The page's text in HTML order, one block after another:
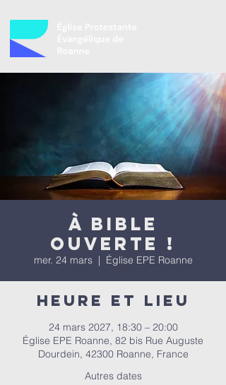
À bible
ouverte !
mer. 24 mars
  |
Église EPE Roanne
Heure et lieu
24 mars 2027, 18:30 – 20:00
Église EPE Roanne, 82 bis Rue Auguste
Dourdein, 42300 Roanne, France
Autres dates